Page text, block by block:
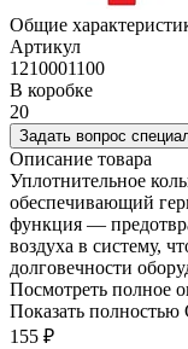
Общие
Артикул
1210001100
В коробке
20
Задать вопрос
Описание товара
Уплотнительное
обеспечивающий
функция —
воздуха в систему,
долговечности
Посмотреть полное
Показать полностью
155 ₽